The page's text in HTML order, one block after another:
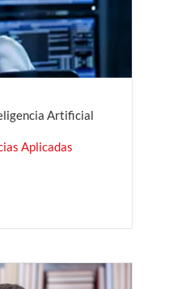
Artificial
Aplicadas